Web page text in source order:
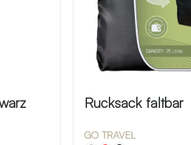
Rucksack faltbar
GO TRAVEL